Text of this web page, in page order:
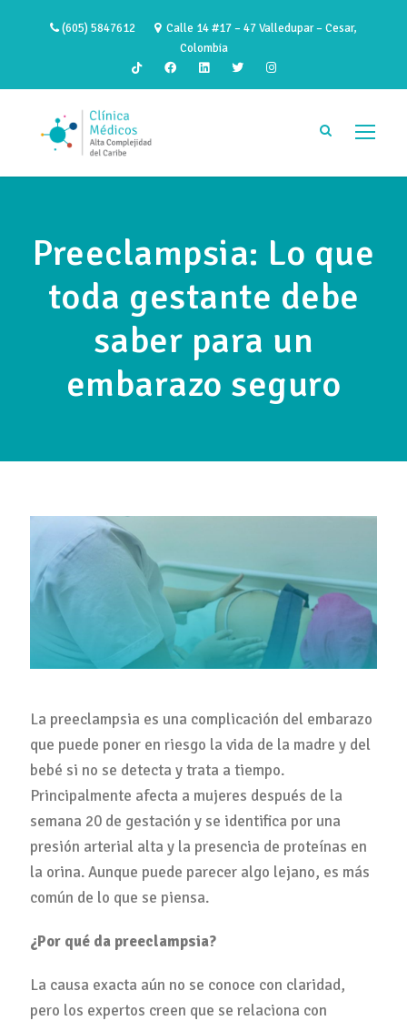
(605) 5847612
Calle 14 #17 – 47 Valledupar – Cesar,
Colombia
Preeclampsia: Lo que
toda gestante debe
saber para un
embarazo seguro
La preeclampsia es una complicación del embarazo
que puede poner en riesgo la vida de la madre y del
bebé si no se detecta y trata a tiempo.
Principalmente afecta a mujeres después de la
semana 20 de gestación y se identifica por una
presión arterial alta y la presencia de proteínas en
la orina. Aunque puede parecer algo lejano, es más
común de lo que se piensa.
¿Por qué da preeclampsia?
La causa exacta aún no se conoce con claridad,
pero los expertos creen que se relaciona con